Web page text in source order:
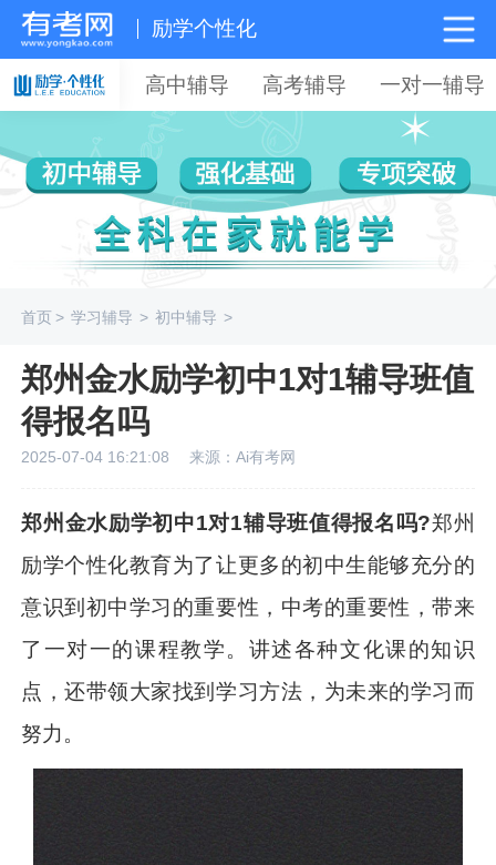
励学个性化
高中辅导 高考辅导 一对一辅导
首页> 学习辅导 > 初中辅导 >
郑州金水励学初中1对1辅导班值
得报名吗
2025-07-04 16:21:08 来源：Ai有考网
郑州金水励学初中1对1辅导班值得报名吗?郑州
励学个性化教育为了让更多的初中生能够充分的
意识到初中学习的重要性，中考的重要性，带来
了一对一的课程教学。讲述各种文化课的知识
点，还带领大家找到学习方法，为未来的学习而
努力。